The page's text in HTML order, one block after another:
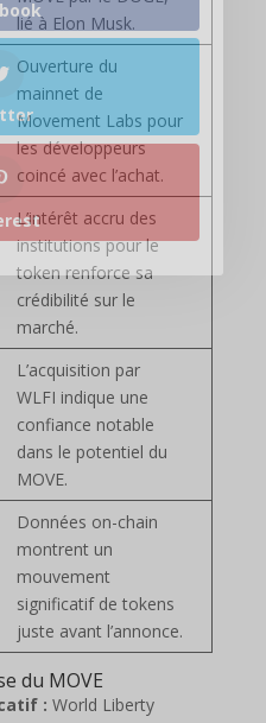
lié à Elon Musk.
Ouverture du
mainnet de
Movement Labs pour
les développeurs
coincé avec l’achat.
L’intérêt accru des
institutions pour le
token renforce sa
crédibilité sur le
marché.
L’acquisition par
WLFI indique une
confiance notable
dans le potentiel du
MOVE.
Données on-chain
montrent un
mouvement
significatif de tokens
juste avant l’annonce.
du MOVE
: World Liberty